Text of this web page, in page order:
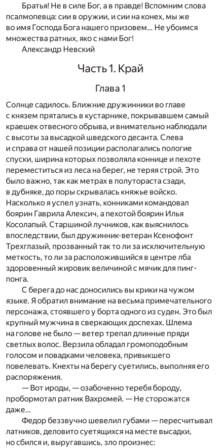
Братья! Не в силе Бог, а в правде! Вспомним слова
псалмопевца: сии в оружии, и сии на конех, мы же
во имя Господа Бога нашего призовем… Не убоимся
множества ратных, яко с нами Бог!
Александр Невский
Часть 1. Край
Глава 1
Солнце садилось. Ближние дружинники во главе
с князем прятались в кустарнике, покрывавшем самый
краешек отвесного обрыва, и внимательно наблюдали
с высоты за высадкой шведского десанта. Слева
и справа от нашей позиции располагались пологие
спуски, ширина которых позволяла коннице и пехоте
переместиться из леса на берег, не теряя строй. Это
было важно, так как метрах в полутораста сзади,
в дубняке, до поры скрывалась княжье войско.
Насколько я успел узнать, конниками командовал
боярин Гаврила Алексич, а пехотой боярин Илья
Косолапый. Старшиной лучников, как выяснилось
впоследствии, был дружинник-ветеран Ксенофонт
Трехглазый, прозванный так то ли за исключительную
меткость, то ли за расположившийся в центре лба
здоровенный жировик величиной с мячик для пинг-
понга.
С берега до нас доносились вы крики на чужом
языке. Я обратил внимание на весьма примечательного
персонажа, стоявшего у борта одного из суден. Это был
крупный мужчина в сверкающих доспехах. Шлема
на голове не было — ветер трепал длинные пряди
светлых волос. Верзила обладал громоподобным
голосом и повадками человека, привыкшего
повелевать. Кнехты на берегу суетились, выполняя его
распоряжения.
— Вот ироды, — озабоченно теребя бороду,
пробормотал ратник Вахромей. — Не сторожатся
даже…
Федор беззвучно шевелил губами — пересчитывал
латников, деловито суетящихся на месте высадки,
но сбился и, выругавшись, зло произнес: